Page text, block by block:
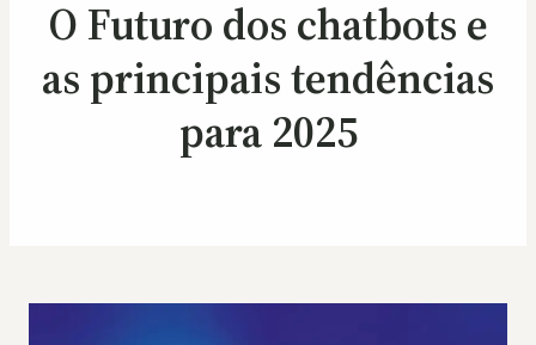
O Futuro dos chatbots e
as principais tendências
para 2025